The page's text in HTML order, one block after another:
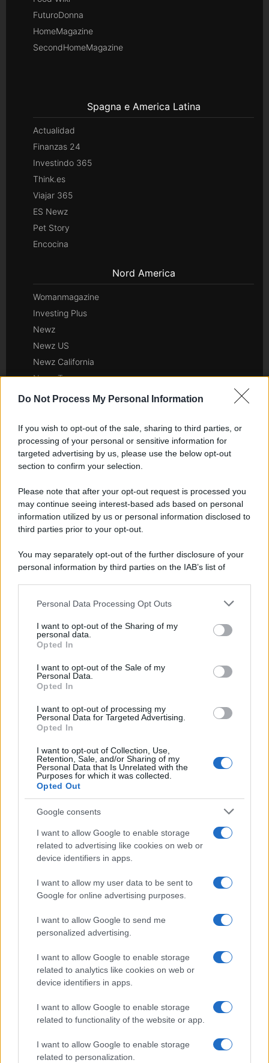
Do Not Process My Personal Information
If you wish to opt-out of the sale, sharing to third parties, or
processing of your personal or sensitive information for
targeted advertising by us, please use the below opt-out
section to confirm your selection.
Please note that after your opt-out request is processed you
may continue seeing interest-based ads based on personal
information utilized by us or personal information disclosed to
third parties prior to your opt-out.
You may separately opt-out of the further disclosure of your
personal information by third parties on the IAB’s list of
This information may also be disclosed by us to third parties
disclose it to other third parties.
Please note that this website/app uses one or more Google
services and may gather and store information including but
not limited to your visit or usage behaviour. You may click to
grant or deny consent to Google and its third-party tags to
consent section.
Personal Data Processing Opt Outs
I want to opt-out of the Sharing of my
personal data.
Opted In
I want to opt-out of the Sale of my
Personal Data.
Opted In
I want to opt-out of processing my
Personal Data for Targeted Advertising.
Opted In
I want to opt-out of Collection, Use,
Retention, Sale, and/or Sharing of my
Personal Data that Is Unrelated with the
Purposes for which it was collected.
Opted Out
Google consents
I want to allow Google to enable storage
related to advertising like cookies on web or
device identifiers in apps.
I want to allow my user data to be sent to
Google for online advertising purposes.
I want to allow Google to send me
personalized advertising.
I want to allow Google to enable storage
related to analytics like cookies on web or
device identifiers in apps.
I want to allow Google to enable storage
related to functionality of the website or app.
I want to allow Google to enable storage
related to personalization.
FuturoDonna
HomeMagazine
SecondHomeMagazine
Spagna e America Latina
Actualidad
Finanzas 24
Investindo 365
Think.es
Viajar 365
ES Newz
Pet Story
Encocina
Nord America
Womanmagazine
Investing Plus
Newz
Newz US
Newz California
Newz Texas
Newz Florida
Newz Pennsylvania
Newz Illinois
Newz Ohio
Hig Tech Mag
Scoop Mag
Lgbtqia News
Day Travel 365
Home Magazine 365
SecondHomeMagazine
Francia
InvestirMag
Germania
UK
News Hub UK
Lgbtq News
Olanda
Investeren 24
NL Newz